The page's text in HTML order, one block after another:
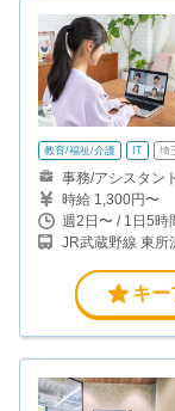
教育/福祉/介護 IT 埼
事務/アシスタント
時給 1,300円〜
週2日〜 / 1日5時
JR武蔵野線 東所
キー